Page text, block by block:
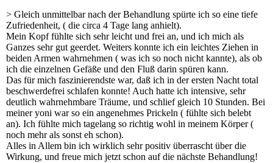
> Gleich unmittelbar nach der Behandlung spürte ich so eine tiefe
Zufriedenheit, ( die circa 4 Tage lang anhielt).
Mein Kopf fühlte sich sehr leicht und frei an, und ich mich als
Ganzes sehr gut geerdet. Weiters konnte ich ein leichtes Ziehen in
beiden Armen wahrnehmen ( was ich so noch nicht kannte), als ob
ich die einzelnen Gefäße und den Fluß darin spüren kann.
Das für mich faszinierendste war, daß ich in der ersten Nacht total
beschwerdefrei schlafen konnte! Auch hatte ich intensive, sehr
deutlich wahrnehmbare Träume, und schlief gleich 10 Stunden. Bei
meiner yoni war so ein angenehmes Prickeln ( fühlte sich belebt
an). Ich fühlte mich tagelang so richtig wohl in meinem Körper (
noch mehr als sonst eh schon).
Alles in Allem bin ich wirklich sehr positiv überrascht über die
Wirkung, und freue mich jetzt schon auf die nächste Behandlung!